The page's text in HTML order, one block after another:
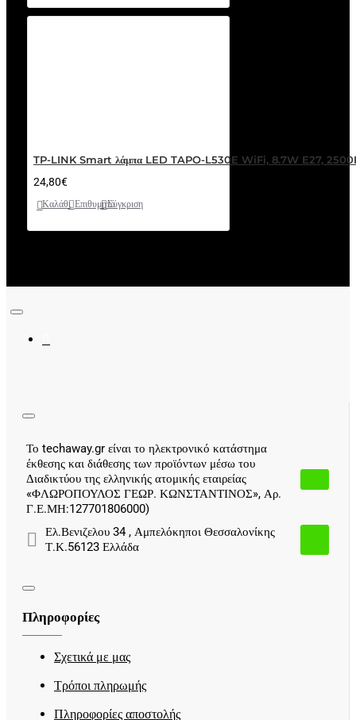
TP-LINK Smart λάμπα LED TAPO-L530E WiFi, 8.7W E27,
24,80€
Καλάθι ΕπιθυμητόΣύγκριση
Το techaway.gr είναι το ηλεκτρονικό κατάστημα
έκθεσης και διάθεσης των προϊόντων μέσω του
Διαδικτύου της ελληνικής ατομικής εταιρείας
«ΦΛΩΡΟΠΟΥΛΟΣ ΓΕΩΡ. ΚΩΝΣΤΑΝΤΙΝΟΣ», Αρ.
Γ.Ε.ΜΗ:127701806000)
Ελ.Βενιζελου 34 , Αμπελόκηποι Θεσσαλονίκης
Τ.Κ.56123 Ελλάδα
Πληροφορίες
Σχετικά με μας
Τρόποι πληρωμής
Πληροφορίες αποστολής